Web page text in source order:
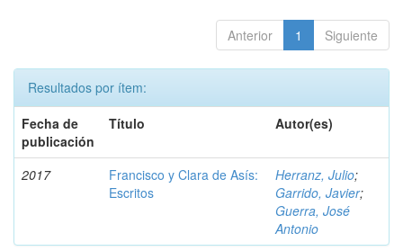
Anterior 1 Siguiente
Resultados por ítem:
Fecha de
publicación
Título Autor(es)
2017
Francisco y Clara de Asís:
Escritos
Herranz, Julio;
Garrido, Javier;
Guerra, José
Antonio